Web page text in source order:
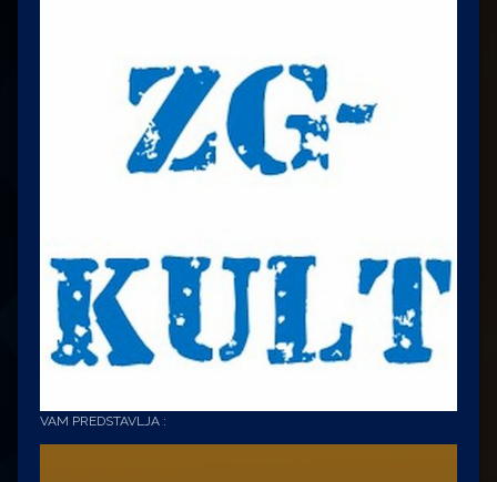
VAM PREDSTAVLJA :